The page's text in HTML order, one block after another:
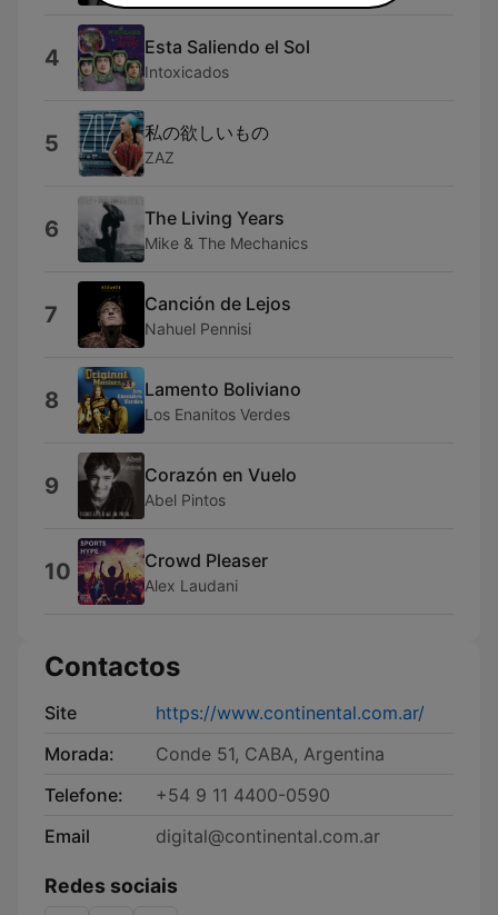
4 Esta Saliendo el Sol
Intoxicados
5 私の欲しいもの
ZAZ
6 The Living Years
Mike & The Mechanics
7 Canción de Lejos
Nahuel Pennisi
8 Lamento Boliviano
Los Enanitos Verdes
9 Corazón en Vuelo
Abel Pintos
10 Crowd Pleaser
Alex Laudani
Contactos
Site
https://www.continental.com.ar/
Morada:
Conde 51, CABA, Argentina
Telefone:
+54 9 11 4400-0590
Email
digital@continental.com.ar
Redes sociais